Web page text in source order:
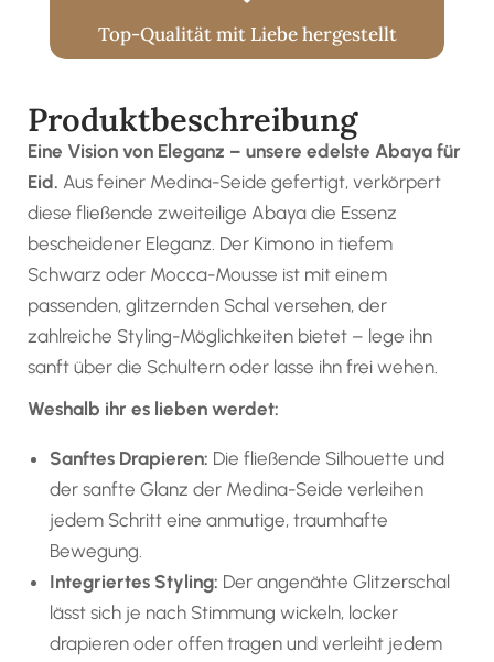
Top-Qualität mit Liebe hergestellt
Produktbeschreibung
Eine Vision von Eleganz – unsere edelste Abaya für
Eid. Aus feiner Medina-Seide gefertigt, verkörpert
diese fließende zweiteilige Abaya die Essenz
bescheidener Eleganz. Der Kimono in tiefem
Schwarz oder Mocca-Mousse ist mit einem
passenden, glitzernden Schal versehen, der
zahlreiche Styling-Möglichkeiten bietet – lege ihn
sanft über die Schultern oder lasse ihn frei wehen.
Weshalb ihr es lieben werdet:
Sanftes Drapieren: Die fließende Silhouette und
der sanfte Glanz der Medina-Seide verleihen
jedem Schritt eine anmutige, traumhafte
Bewegung.
Integriertes Styling: Der angenähte Glitzerschal
lässt sich je nach Stimmung wickeln, locker
drapieren oder offen tragen und verleiht jedem